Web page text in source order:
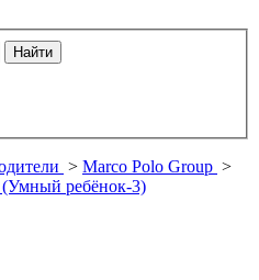
> Marco Polo Group >
ребёнок-3)